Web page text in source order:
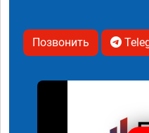
Позвонить